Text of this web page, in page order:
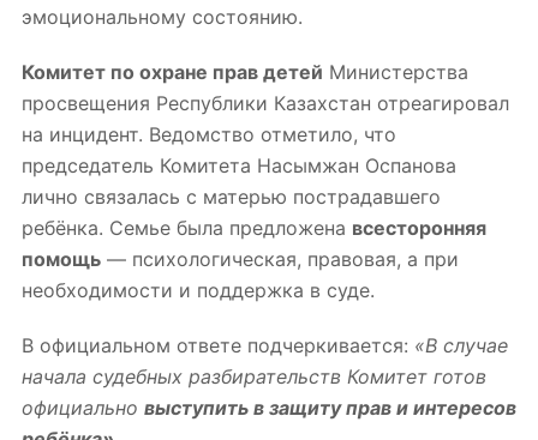
эмоциональному состоянию.
Комитет по охране прав детей Министерства
просвещения Республики Казахстан отреагировал
на инцидент. Ведомство отметило, что
председатель Комитета Насымжан Оспанова
лично связалась с матерью пострадавшего
ребёнка. Семье была предложена всесторонняя
помощь— психологическая, правовая, а при
необходимости и поддержка в суде.
В официальном ответе подчеркивается: «В случае
начала судебных разбирательств Комитет готов
официально выступить в защиту прав и интересов